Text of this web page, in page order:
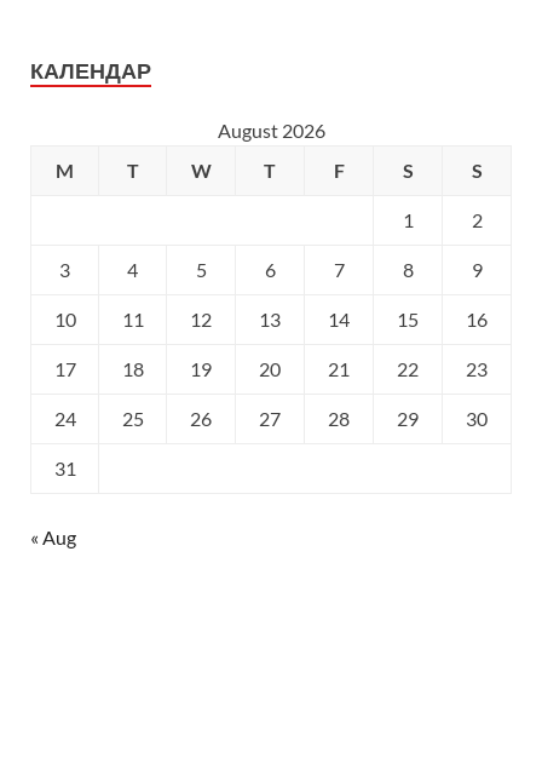
КАЛЕНДАР
August 2026
M
T W T F S S
1 2
3 4 5 6 7 8 9
10 11 12 13 14 15 16
17 18 19 20 21 22 23
24 25 26 27 28 29 30
31
« Aug